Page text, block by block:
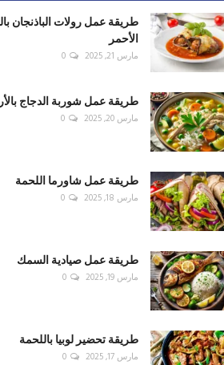
طريقة عمل رولات الباذنجان
الأحمر
مارس 21, 2025 0
طريقة عمل شوربة الدجاج
مارس 20, 2025 0
طريقة عمل شاورما اللحمة
مارس 18, 2025 0
طريقة عمل صيادية السمك
مارس 19, 2025 0
طريقة تحضير لوبيا باللحمة
مارس 17, 2025 0